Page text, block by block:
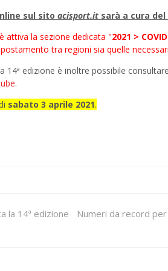
sul sito acisport.it sarà a cura
attiva la sezione dedicata "2021 >
tra regioni sia quelle
14ª edizione è inoltre possibile
.
sabato 3 aprile 2021.
la 14ª edizione delNumeri da record